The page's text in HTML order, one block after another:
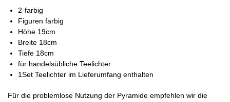
2-farbig
Figuren farbig
Höhe 19cm
Breite 18cm
Tiefe 18cm
für handelsübliche Teelichter
1Set Teelichter im Lieferumfang enthalten
Für die problemlose Nutzung der Pyramide empfehlen wir die